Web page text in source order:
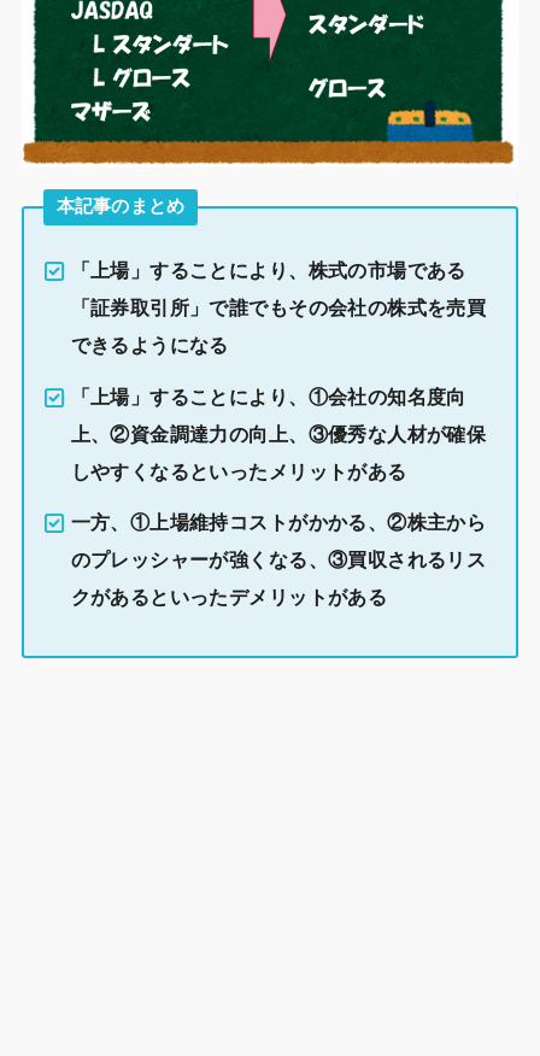
本記事のまとめ
「上場」することにより、株式の市場である
「証券取引所」で誰でもその会社の株式を売買
できるようになる
「上場」することにより、①会社の知名度向
上、②資金調達力の向上、③優秀な人材が確保
しやすくなるといったメリットがある
一方、①上場維持コストがかかる、②株主から
のプレッシャーが強くなる、③買収されるリス
クがあるといったデメリットがある